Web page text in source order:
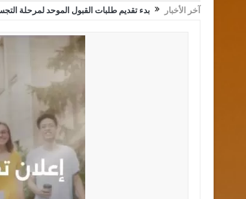
الأمن يتلف 16 مليون حبة كبتاجون و1480 كغم مواد مخدرة
القاضي يلتقي رؤساء
الملك يتلقى اتصالا هاتفيا من العاهل
آخر الأخبار بدء تقديم طلبات القبول الموحد لمرحلة